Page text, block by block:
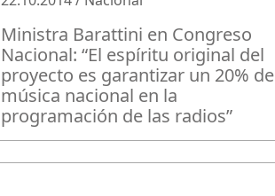
Ministra Barattini en Congreso
Nacional: “El espíritu original del
proyecto es garantizar un 20% de
música nacional en la
programación de las radios”